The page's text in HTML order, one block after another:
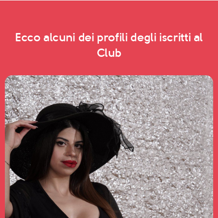
Ecco alcuni dei profili degli iscritti al
Club